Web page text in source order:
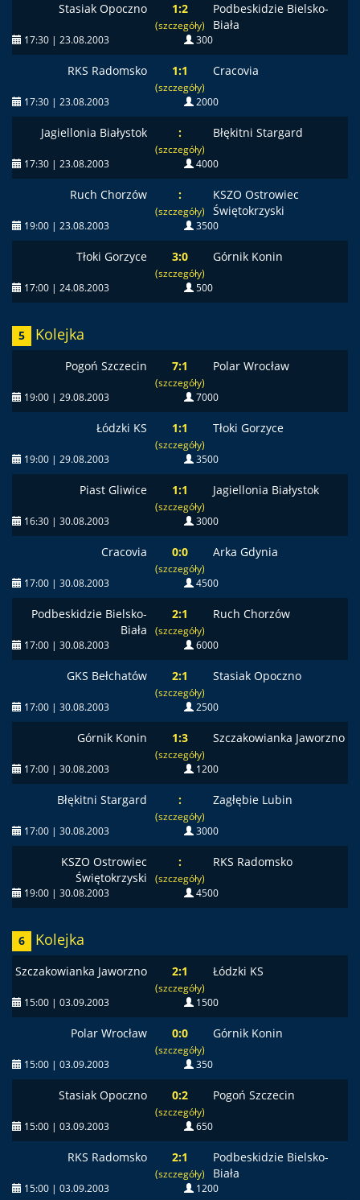
Stasiak Opoczno 1:2
(szczegóły)
Podbeskidzie Bielsko-
Biała
17:30 | 23.08.2003 300
RKS Radomsko 1:1
(szczegóły)
Cracovia
17:30 | 23.08.2003 2000
Jagiellonia Białystok :
(szczegóły)
Błękitni Stargard
17:30 | 23.08.2003 4000
Ruch Chorzów :
(szczegóły)
KSZO Ostrowiec
Świętokrzyski
19:00 | 23.08.2003 3500
Tłoki Gorzyce 3:0
(szczegóły)
Górnik Konin
17:00 | 24.08.2003 500
5 Kolejka
Pogoń Szczecin 7:1
(szczegóły)
Polar Wrocław
19:00 | 29.08.2003 7000
Łódzki KS 1:1
(szczegóły)
Tłoki Gorzyce
19:00 | 29.08.2003 3500
Piast Gliwice 1:1
(szczegóły)
Jagiellonia Białystok
16:30 | 30.08.2003 3000
Cracovia 0:0
(szczegóły)
Arka Gdynia
17:00 | 30.08.2003 4500
Podbeskidzie Bielsko-
Biała
2:1
(szczegóły)
Ruch Chorzów
17:00 | 30.08.2003 6000
GKS Bełchatów 2:1
(szczegóły)
Stasiak Opoczno
17:00 | 30.08.2003 2500
Górnik Konin 1:3
(szczegóły)
Szczakowianka Jaworzno
17:00 | 30.08.2003 1200
Błękitni Stargard :
(szczegóły)
Zagłębie Lubin
17:00 | 30.08.2003 3000
KSZO Ostrowiec
Świętokrzyski
:
(szczegóły)
RKS Radomsko
19:00 | 30.08.2003 4500
6 Kolejka
Szczakowianka Jaworzno 2:1
(szczegóły)
Łódzki KS
15:00 | 03.09.2003 1500
Polar Wrocław 0:0
(szczegóły)
Górnik Konin
15:00 | 03.09.2003 350
Stasiak Opoczno 0:2
(szczegóły)
Pogoń Szczecin
15:00 | 03.09.2003 650
RKS Radomsko 2:1
(szczegóły)
Podbeskidzie Bielsko-
Biała
15:00 | 03.09.2003 1200